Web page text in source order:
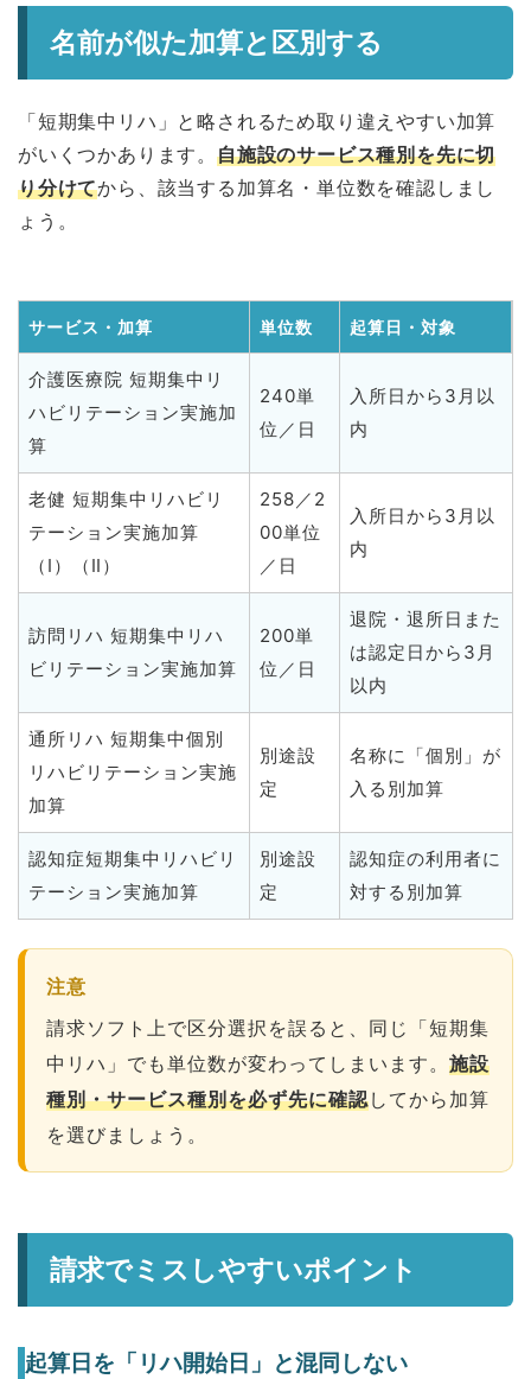
名前が似た加算と区別する
「短期集中リハ」と略されるため取り違えやすい加算
がいくつかあります。 自施設のサービス種別を先に切
り分けてから、該当する加算名・単位数を確認しまし
ょう。
サービス・加算 単位数 起算日・対象
介護医療院 短期集中リ
ハビリテーション実施加
算
240単
位／日
入所日から3月以
内
老健 短期集中リハビリ
テーション実施加算
（Ⅰ）（Ⅱ）
258／2
00単位
／日
入所日から3月以
内
訪問リハ 短期集中リハ
ビリテーション実施加算
200単
位／日
退院・退所日また
は認定日から3月
以内
通所リハ 短期集中個別
リハビリテーション実施
加算
別途設
定
名称に「個別」が
入る別加算
認知症短期集中リハビリ
テーション実施加算
別途設
定
認知症の利用者に
対する別加算
注意
請求ソフト上で区分選択を誤ると、同じ「短期集
中リハ」でも単位数が変わってしまいます。 施設
種別・サービス種別を必ず先に確認してから加算
を選びましょう。
請求でミスしやすいポイント
起算日を「リハ開始日」と混同しない